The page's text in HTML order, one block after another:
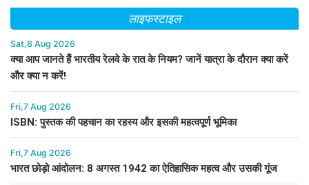
लाइफस्टाइल
Sat,8 Aug 2026
क्या आप जानते हैं भारतीय रेलवे के रात के नियम? जानें यात्रा के दौरान क्या करें
और क्या न करें!
Fri,7 Aug 2026
ISBN: पुस्तक की पहचान का रहस्य और इसकी महत्वपूर्ण भूमिका
Fri,7 Aug 2026
भारत छोड़ो आंदोलन: 8 अगस्त 1942 का ऐतिहासिक महत्व और उसकी गूंज